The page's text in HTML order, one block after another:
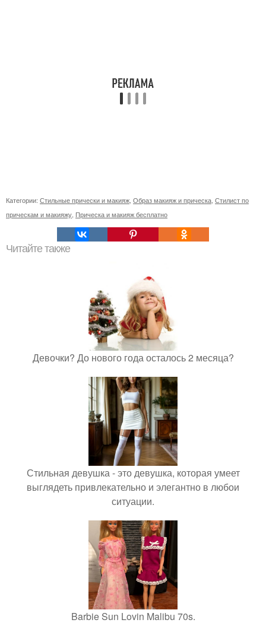
Категории: Стильные прически и макияж Образ макияж и прическа Стилист по
прическам и макияжу Прическа и макияж бесплатно
Читайте также
Девочки? До нового года осталось 2 месяца?
Стильная девушка - это девушка, которая умеет
выглядеть привлекательно и элегантно в любои
ситуации.
Barbie Sun Lovin Malibu 70s.